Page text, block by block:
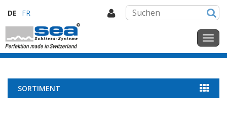
DE FR
SORTIMENT